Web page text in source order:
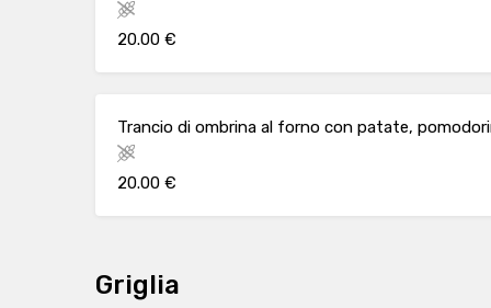
20.00 €
Trancio di ombrina al forno con patate,
20.00 €
Griglia